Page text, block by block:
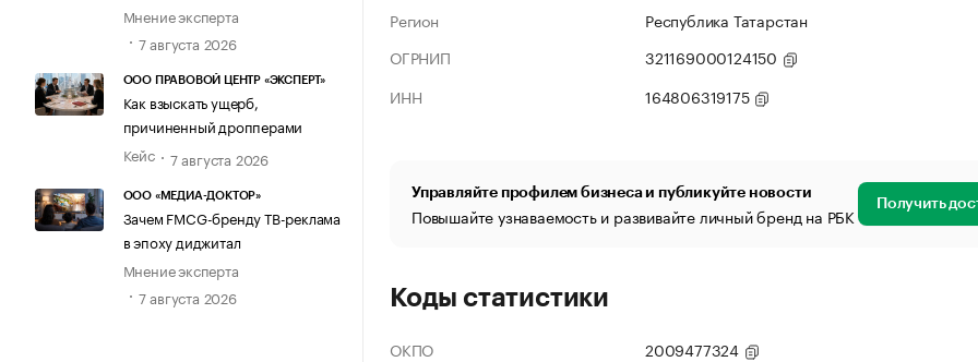
Мнение эксперта
7 августа 2026
ООО ПРАВОВОЙ ЦЕНТР «ЭКСПЕРТ»
Как взыскать ущерб,
причиненный дропперами
Кейс
7 августа 2026
ООО «МЕДИА-ДОКТОР»
Зачем FMCG-бренду ТВ-реклама
в эпоху диджитал
Мнение эксперта
7 августа 2026
Регион
Республика Татарстан
ОГРНИП
321169000124150
ИНН
164806319175
Управляйте профилем бизнеса и публикуйте новости
Повышайте узнаваемость и развивайте личный бренд на РБК Получить
Коды статистики
ОКПО
2009477324